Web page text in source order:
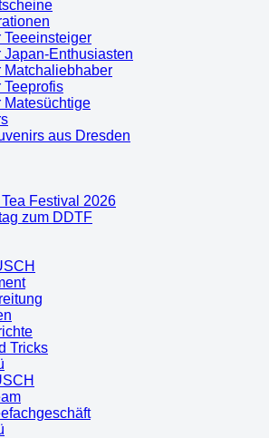
Teeeinsteiger
Japan-Enthusiasten
Matchaliebhaber
Teeprofis
Matesüchtige
aus Dresden
Festival 2026
zum DDTF
Tricks